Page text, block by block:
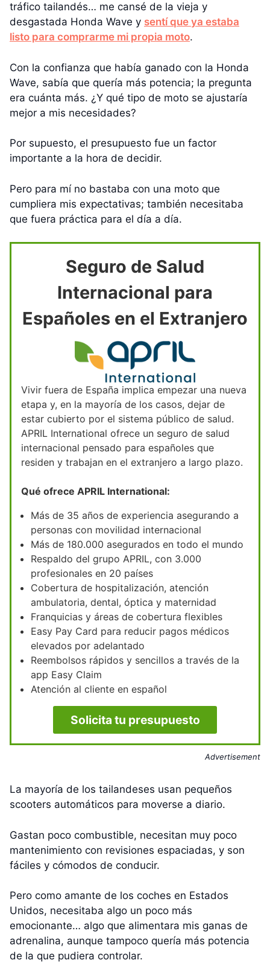
tráfico tailandés… me cansé de la vieja y
desgastada Honda Wave y sentí que ya estaba
listo para comprarme mi propia moto.
Con la confianza que había ganado con la Honda
Wave, sabía que quería más potencia; la pregunta
era cuánta más. ¿Y qué tipo de moto se ajustaría
mejor a mis necesidades?
Por supuesto, el presupuesto fue un factor
importante a la hora de decidir.
Pero para mí no bastaba con una moto que
cumpliera mis expectativas; también necesitaba
que fuera práctica para el día a día.
Seguro de Salud
Internacional para
Españoles en el Extranjero
Vivir fuera de España implica empezar una nueva
etapa y, en la mayoría de los casos, dejar de
estar cubierto por el sistema público de salud.
APRIL International ofrece un seguro de salud
internacional pensado para españoles que
residen y trabajan en el extranjero a largo plazo.
Qué ofrece APRIL International:
Más de 35 años de experiencia asegurando a
personas con movilidad internacional
Más de 180.000 asegurados en todo el mundo
Respaldo del grupo APRIL, con 3.000
profesionales en 20 países
Cobertura de hospitalización, atención
ambulatoria, dental, óptica y maternidad
Franquicias y áreas de cobertura flexibles
Easy Pay Card para reducir pagos médicos
elevados por adelantado
Reembolsos rápidos y sencillos a través de la
app Easy Claim
Atención al cliente en español
Solicita tu presupuesto
Advertisement
La mayoría de los tailandeses usan pequeños
scooters automáticos para moverse a diario.
Gastan poco combustible, necesitan muy poco
mantenimiento con revisiones espaciadas, y son
fáciles y cómodos de conducir.
Pero como amante de los coches en Estados
Unidos, necesitaba algo un poco más
emocionante… algo que alimentara mis ganas de
adrenalina, aunque tampoco quería más potencia
de la que pudiera controlar.